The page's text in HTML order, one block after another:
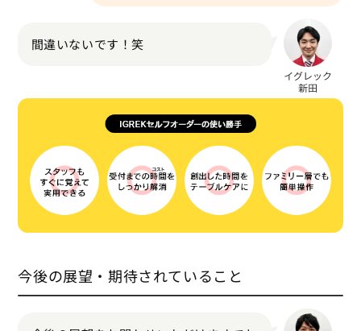
間違いないです！笑
今後の展望・期待されていること